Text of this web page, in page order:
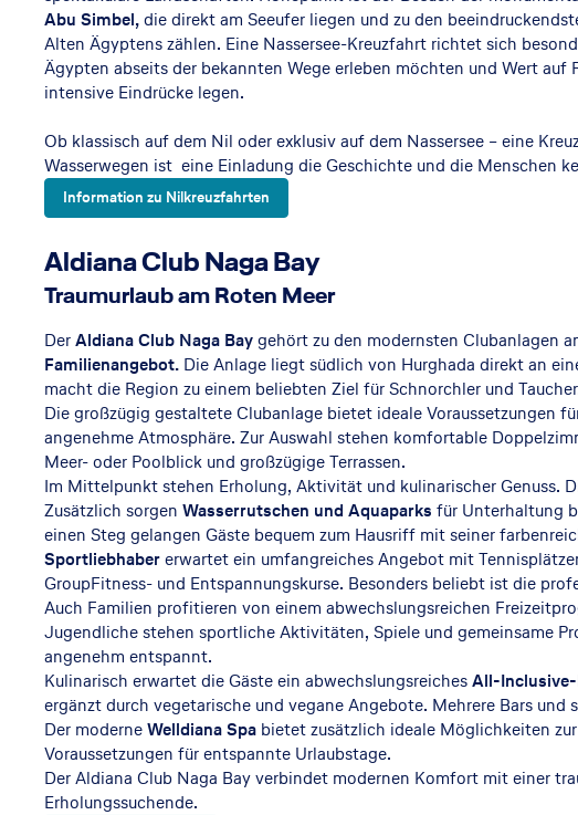
Abu Simbel,die direkt am Seeufer liegen und zu den
Alten Ägyptens zählen. Eine Nassersee-Kreuzfahrt richtet sich
Ägypten abseits der bekannten Wege erleben möchten und Wert auf
intensive Eindrücke legen.
Ob klassisch auf dem Nil oder exklusiv auf dem Nassersee – eine
Wasserwegen ist eine Einladung die Geschichte und die Menschen
Information zu Nilkreuzfahrten
Aldiana Club Naga Bay
Traumurlaub am Roten Meer
DerAldiana Club Naga Baygehört zu den modernsten Clubanlagen
Familienangebot. Die Anlage liegt südlich von Hurghada direkt an
macht die Region zu einem beliebten Ziel für Schnorchler und
Die großzügig gestaltete Clubanlage bietet ideale Voraussetzungen
angenehme Atmosphäre. Zur Auswahl stehen komfortable
Meer- oder Poolblick und großzügige Terrassen.
Im Mittelpunkt stehen Erholung, Aktivität und kulinarischer Genuss.
Zusätzlich sorgen Wasserrutschen und Aquaparks für Unterhaltung
einen Steg gelangen Gäste bequem zum Hausriff mit seiner
Sportliebhabererwartet ein umfangreiches Angebot mit
GroupFitness- und Entspannungskurse. Besonders beliebt ist die
Auch Familien profitieren von einem abwechslungsreichen
Jugendliche stehen sportliche Aktivitäten, Spiele und gemeinsame
angenehm entspannt.
Kulinarisch erwartet die Gäste ein abwechslungsreichesAll-
ergänzt durch vegetarische und vegane Angebote. Mehrere Bars
Der moderneWelldiana Spa bietet zusätzlich ideale Möglichkeiten
Voraussetzungen für entspannte Urlaubstage.
Der Aldiana Club Naga Bay verbindet modernen Komfort mit einer
Erholungssuchende.